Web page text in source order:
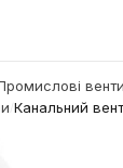
Канальний